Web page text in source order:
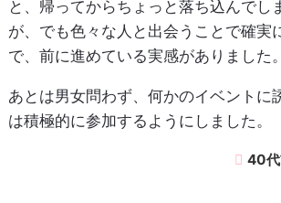
と、帰ってからちょっと落ち込んでし
が、でも色々な人と出会うことで確実
で、前に進めている実感がありました。
あとは男女問わず、何かのイベントに
は積極的に参加するようにしました。
40代